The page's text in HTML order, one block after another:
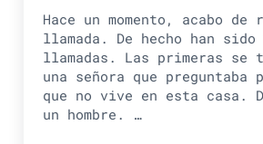
Hace un momento, acabo
llamada. De hecho han
llamadas. Las primeras se
una señora que preguntaba
que no vive en esta casa.
un hombre. …